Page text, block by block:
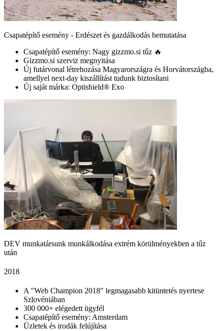
Csapatépítő esemény - Erdészet és gazdálkodás bemutatása
Csapatépítő esemény: Nagy gizzmo.si tűz 🔥
Gizzmo.si szerviz megnyitása
Új futárvonal létrehozása Magyarországra és Horvátországba,
amellyel next-day kiszállítást tudunk biztosítani
Új saját márka: Optishield® Exo
DEV munkatársunk munkálkodása extrém körülményekben a tűz
után
2018
A "Web Champion 2018" legmagasabb kitüntetés nyertese
Szlovéniában
300 000+ elégedett ügyfél
Csapatépítő esemény: Amsterdam
Üzletek és irodák felújítása